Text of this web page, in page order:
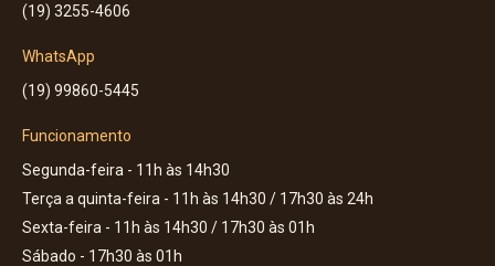
(19) 3255-4606
WhatsApp
(19) 99860-5445
Funcionamento
Segunda-feira - 11h às 14h30
Terça a quinta-feira - 11h às 14h30 / 17h30 às 24h
Sexta-feira - 11h às 14h30 / 17h30 às 01h
Sábado - 17h30 às 01h